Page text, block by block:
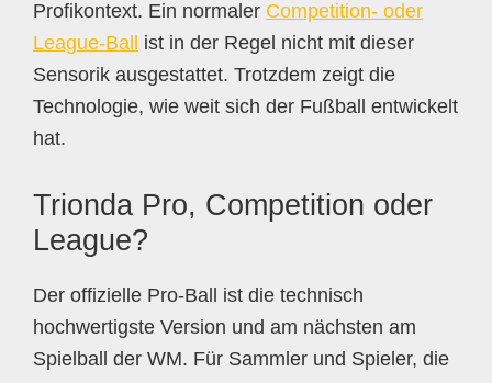
Profikontext. Ein normaler Competition- oder
League-Ball
ist in der Regel nicht mit dieser
Sensorik ausgestattet. Trotzdem zeigt die
Technologie, wie weit sich der Fußball entwickelt
hat.
Trionda Pro, Competition oder
League?
Der offizielle Pro-Ball ist die technisch
hochwertigste Version und am nächsten am
Spielball der WM. Für Sammler und Spieler, die